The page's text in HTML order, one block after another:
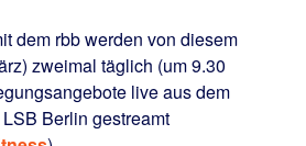
dem rbb werden von diesem
zweimal täglich (um 9.30
live aus dem
Berlin gestreamt